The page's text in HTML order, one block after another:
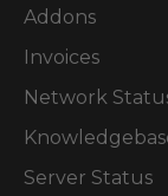
Addons
Invoices
Network
Server Status